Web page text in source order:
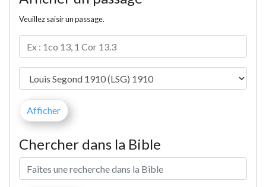
Veuillez saisir un passage.
Chercher dans la Bible